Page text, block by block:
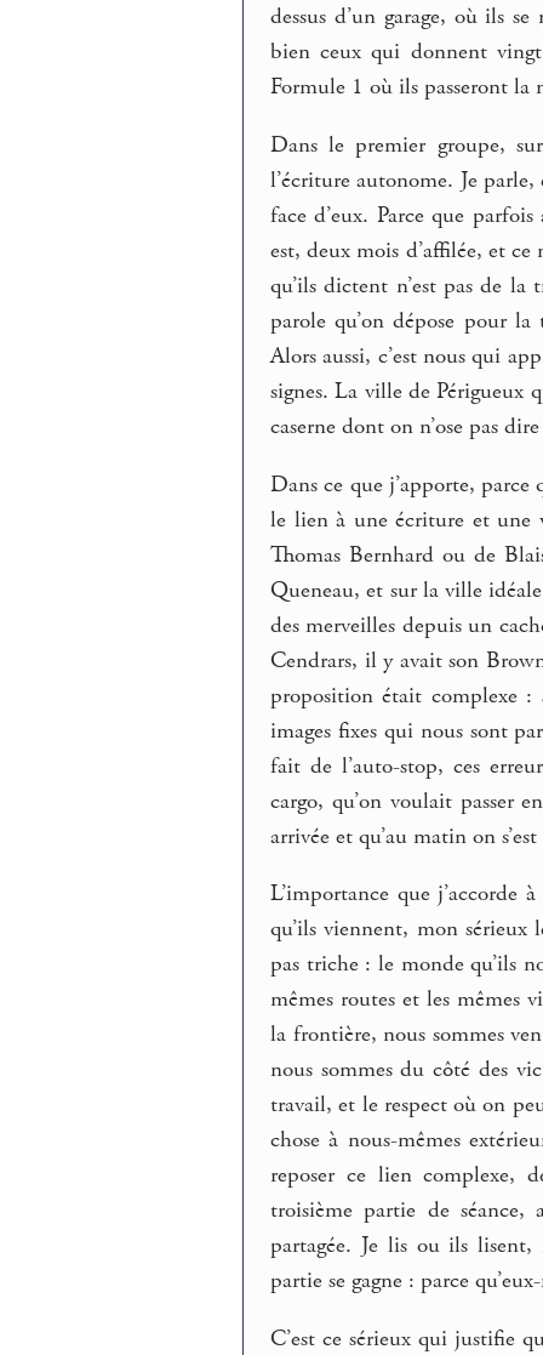
dessus d’un garage, où ils
bien ceux qui donnent
Formule 1 où ils passeront
Dans le premier groupe,
l’écriture autonome. Je
face d’eux. Parce que
est, deux mois d’affilée, et ce
qu’ils dictent n’est pas de
parole qu’on dépose pour
Alors aussi, c’est nous qui
signes. La ville de Périgueux
caserne dont on n’ose pas
Dans ce que j’apporte, parce
le lien à une écriture et une
Thomas Bernhard ou de
Queneau, et sur la ville
des merveilles depuis un
Cendrars, il y avait son
proposition était complexe :
images fixes qui nous sont
fait de l’auto-stop, ces
cargo, qu’on voulait passer
arrivée et qu’au matin on
L’importance que j’accorde
qu’ils viennent, mon sérieux
pas triche : le monde qu’ils
mêmes routes et les mêmes
la frontière, nous sommes
nous sommes du côté des
travail, et le respect où on
chose à nous-mêmes
reposer ce lien complexe,
troisième partie de
partagée. Je lis ou ils
partie se gagne : parce
C’est ce sérieux qui justifie